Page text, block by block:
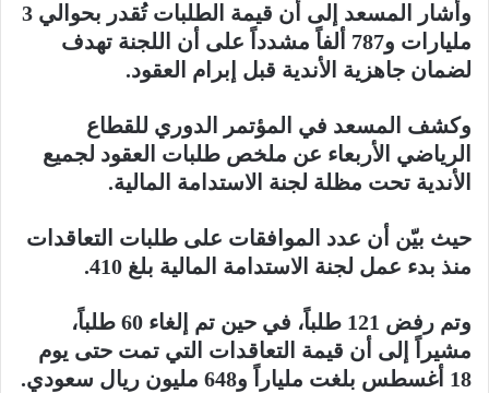
وأشار المسعد إلى أن قيمة الطلبات تُقدر بحوالي 3
مليارات و787 ألفاً مشدداً على أن اللجنة تهدف
لضمان جاهزية الأندية قبل إبرام العقود.
وكشف المسعد في المؤتمر الدوري للقطاع
الرياضي الأربعاء عن ملخص طلبات العقود لجميع
الأندية تحت مظلة لجنة الاستدامة المالية.
حيث بيّن أن عدد الموافقات على طلبات التعاقدات
منذ بدء عمل لجنة الاستدامة المالية بلغ 410.
وتم رفض 121 طلباً، في حين تم إلغاء 60 طلباً،
مشيراً إلى أن قيمة التعاقدات التي تمت حتى يوم
18 أغسطس بلغت ملياراً و648 مليون ريال سعودي.